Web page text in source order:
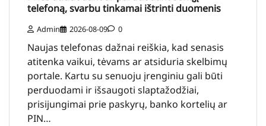
telefoną, svarbu tinkamai ištrinti duomenis
Admin 2026-08-09 0
Naujas telefonas dažnai reiškia, kad senasis
atitenka vaikui, tėvams ar atsiduria skelbimų
portale. Kartu su senuoju įrenginiu gali būti
perduodami ir išsaugoti slaptažodžiai,
prisijungimai prie paskyrų, banko kortelių ar
PIN…